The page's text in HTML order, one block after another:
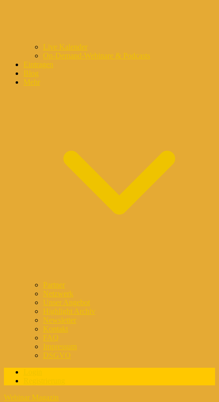
Live Kalender
On-Demand-Webinare & Podcasts
Eintragen
Blog
Mehr
Partner
Netzwerk
Unser Angebot
Highlight Archiv
Newsletter
Kontakt
FAQ
Impressum
DSGVO
Webinar Magazin